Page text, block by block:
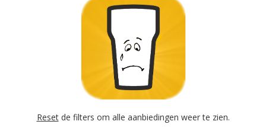
Resetde filters om alle aanbiedingen weer te zien.